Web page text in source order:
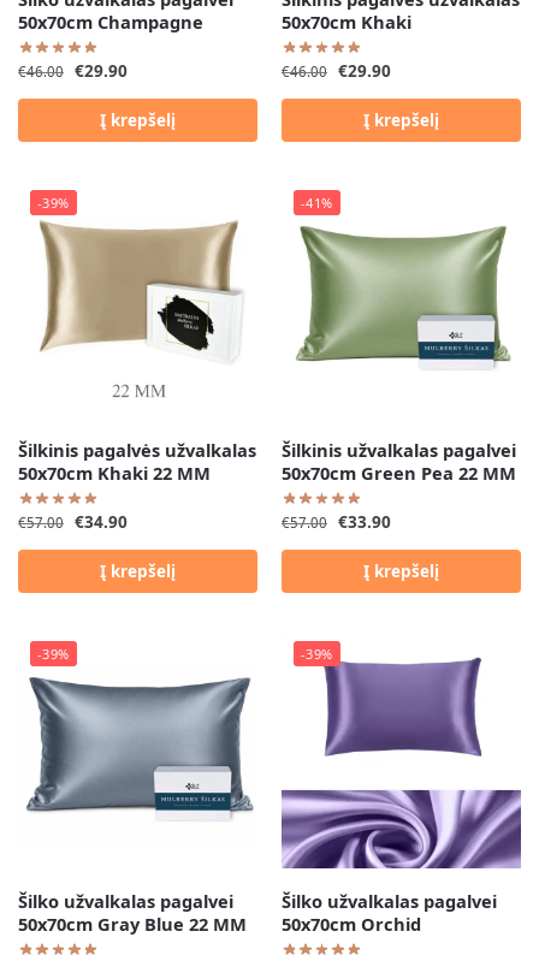
50x70cm Champagne
€46.00 €29.90
Į krepšelį
50x70cm Khaki
€46.00 €29.90
Į krepšelį
-39%
Šilkinis pagalvės užvalkalas
50x70cm Khaki 22 MM
€57.00 €34.90
Į krepšelį
-41%
Šilkinis užvalkalas pagalvei
50x70cm Green Pea 22 MM
€57.00 €33.90
Į krepšelį
-39%
Šilko užvalkalas pagalvei
50x70cm Gray Blue 22 MM
-39%
Šilko užvalkalas pagalvei
50x70cm Orchid